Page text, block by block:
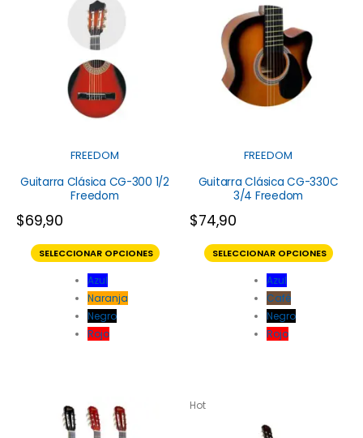
FREEDOM
Guitarra Clásica CG-300 1/2
Freedom
$69,90
SELECCIONAR OPCIONES
Azul
Naranja
Negro
Rojo
FREEDOM
Guitarra Clásica CG-330C
3/4 Freedom
$74,90
SELECCIONAR OPCIONES
Azul
Café
Negro
Rojo
Hot